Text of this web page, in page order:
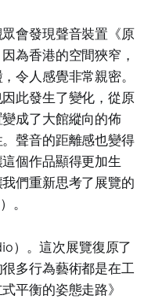
會發現聲音裝置《原
為香港的空間狹窄，
令人感覺非常親密。
此發生了變化，從原
成了大館縱向的佈
聲音的距離感也變得
個作品顯得更加生
們重新思考了展覽的
。
）。這次展覽復原了
多行為藝術都是在工
平衡的姿態走路》